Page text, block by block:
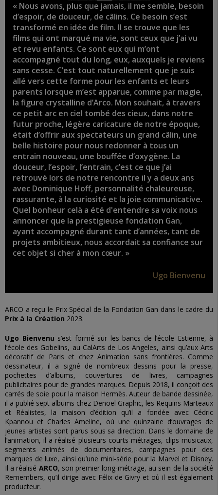
« Nous avons, plus que jamais, il me semble, besoin
d’espoir, de douceur, de câlins. Ce besoin s’est
transformé en idée de film. Il se trouve que les
films qui ont marqué ma vie, sont ceux que j’ai vu
et revu enfants. Ce sont eux qui m’ont
accompagné tout du long, eux, auxquels je reviens
sans cesse. C’est tout naturellement que je suis
allé vers cette forme pour les enfants et leurs
parents lorsque m’est apparue, comme par magie,
la figure crystalline d’Arco. Mon souhait, à travers
ce petit arc en ciel tombé des cieux, dans notre
futur proche, légère caricature de notre époque,
était d’offrir aux spectateurs un grand câlin, une
belle histoire pour nous redonner à tous un
entrain nouveau, une bouffée d’oxygène. La
douceur, l’espoir, l’entrain, c’est ce que j’ai
retrouvé lors de notre rencontre il y a deux ans
avec Dominique Hoff, personnalité chaleureuse,
rassurante, à la curiosité et la joie communicative.
Quel bonheur celà a été d'entendre sa voix nous
annoncer que la prestigieuse fondation Gan,
ayant accompagné durant tant d’années, tant de
projets ambitieux, nous accordait sa confiance sur
cet objet si cher à mon cœur. »
Ugo Bienvenu
ARCO a reçu le Prix Spécial de la Fondation Gan dans le cadre du
Prix à la Création 2023.
Ugo Bienvenu s’est formé sur les bancs de l’école Estienne, à
l’école des Gobelins, au CalArts de Los Angeles, ainsi qu’aux Arts
décoratif de Paris et chez Animation sans frontières. Comme
dessinateur, il a signé de nombreux dessins pour la presse,
pochettes
d’albums, couvertures de livres, campagnes
publicitaires pour de grandes marques. Depuis 2018, il conçoit des
carrés de soie pour la maison Hermès. Auteur de bande dessinée,
il a publié sept albums chez Denoël Graphic, les Requins Marteaux
et Réalistes, la maison d’édition qu’il a fondée avec Cédric
Kpannou et Charles Ameline, où une quinzaine d’ouvrages de
jeunes artistes sont parus sous sa direction. Dans le domaine de
l’animation, il a réalisé plusieurs courts-métrages, clips musicaux,
segments animés de documentaires, campagnes pour des
marques de luxe, ainsi qu’une mini-série pour la Marvel et Disney.
Il a réalisé ARCO, son premier long-métrage, au sein de la société
Remembers, qu’il dirige avec Félix de Givry et où il est également
producteur.